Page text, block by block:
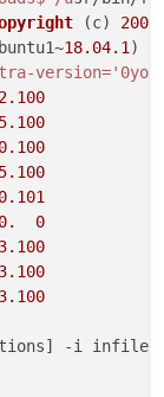
(c) 2000
18.04.1 )
5.100
0.
0
3.100
3.100
3.100
-i